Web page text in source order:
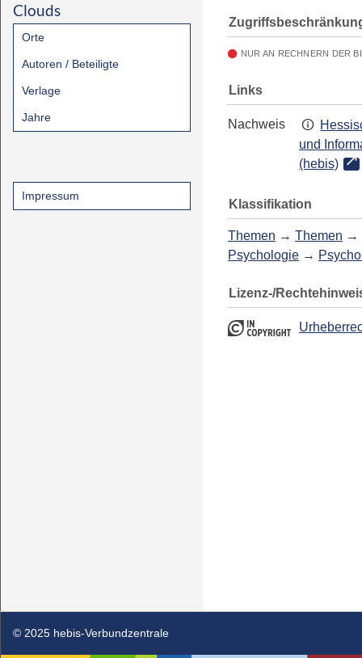
Clouds
Orte
Autoren / Beteiligte
Verlage
Jahre
Impressum
NUR AN RECHNERN DER
Links
Nachweis
und
(hebis)
Klassifikation
Themen → Themen →
Psychologie →
Lizenz-/
© 2025 hebis-Verbundzentrale